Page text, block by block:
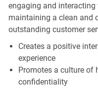
engaging and
maintaining a clean and
outstanding customer
Creates a positive
experience
Promotes a culture of
confidentiality